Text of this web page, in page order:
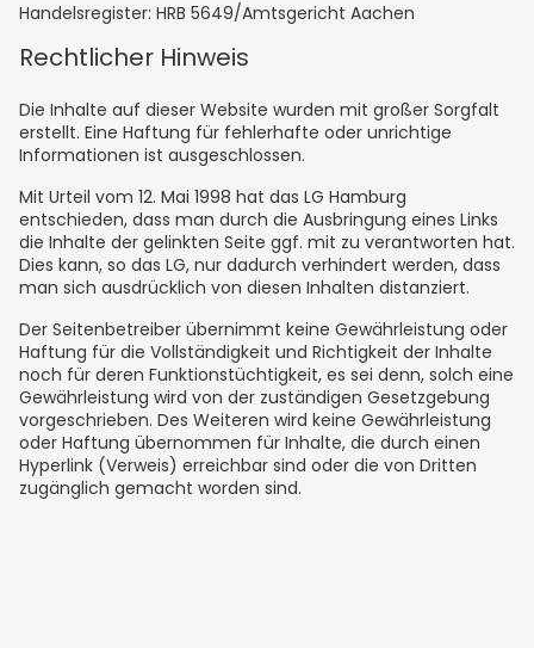
Handelsregister: HRB 5649/Amtsgericht Aachen
Rechtlicher Hinweis
Die Inhalte auf dieser Website wurden mit großer Sorgfalt
erstellt. Eine Haftung für fehlerhafte oder unrichtige
Informationen ist ausgeschlossen.
Mit Urteil vom 12. Mai 1998 hat das LG Hamburg
entschieden, dass man durch die Ausbringung eines Links
die Inhalte der gelinkten Seite ggf. mit zu verantworten hat.
Dies kann, so das LG, nur dadurch verhindert werden, dass
man sich ausdrücklich von diesen Inhalten distanziert.
Der Seitenbetreiber übernimmt keine Gewährleistung oder
Haftung für die Vollständigkeit und Richtigkeit der Inhalte
noch für deren Funktionstüchtigkeit, es sei denn, solch eine
Gewährleistung wird von der zuständigen Gesetzgebung
vorgeschrieben. Des Weiteren wird keine Gewährleistung
oder Haftung übernommen für Inhalte, die durch einen
Hyperlink (Verweis) erreichbar sind oder die von Dritten
zugänglich gemacht worden sind.